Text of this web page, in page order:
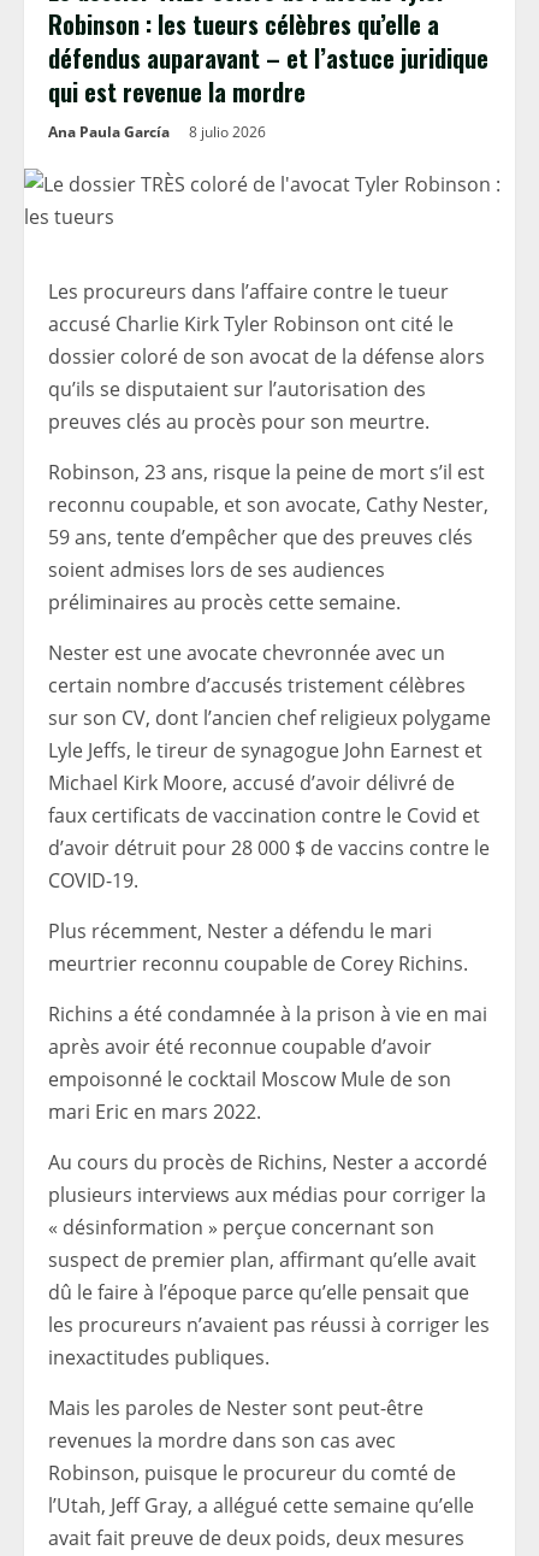
Robinson : les tueurs célèbres qu’elle a
défendus auparavant – et l’astuce juridique
qui est revenue la mordre
Ana Paula García 8 julio 2026
Les procureurs dans l’affaire contre le tueur
accusé Charlie Kirk Tyler Robinson ont cité le
dossier coloré de son avocat de la défense alors
qu’ils se disputaient sur l’autorisation des
preuves clés au procès pour son meurtre.
Robinson, 23 ans, risque la peine de mort s’il est
reconnu coupable, et son avocate, Cathy Nester,
59 ans, tente d’empêcher que des preuves clés
soient admises lors de ses audiences
préliminaires au procès cette semaine.
Nester est une avocate chevronnée avec un
certain nombre d’accusés tristement célèbres
sur son CV, dont l’ancien chef religieux polygame
Lyle Jeffs, le tireur de synagogue John Earnest et
Michael Kirk Moore, accusé d’avoir délivré de
faux certificats de vaccination contre le Covid et
d’avoir détruit pour 28 000 $ de vaccins contre le
COVID-19.
Plus récemment, Nester a défendu le mari
meurtrier reconnu coupable de Corey Richins.
Richins a été condamnée à la prison à vie en mai
après avoir été reconnue coupable d’avoir
empoisonné le cocktail Moscow Mule de son
mari Eric en mars 2022.
Au cours du procès de Richins, Nester a accordé
plusieurs interviews aux médias pour corriger la
« désinformation » perçue concernant son
suspect de premier plan, affirmant qu’elle avait
dû le faire à l’époque parce qu’elle pensait que
les procureurs n’avaient pas réussi à corriger les
inexactitudes publiques.
Mais les paroles de Nester sont peut-être
revenues la mordre dans son cas avec
Robinson, puisque le procureur du comté de
l’Utah, Jeff Gray, a allégué cette semaine qu’elle
avait fait preuve de deux poids, deux mesures